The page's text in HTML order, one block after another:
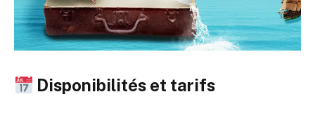
Disponibilités et tarifs